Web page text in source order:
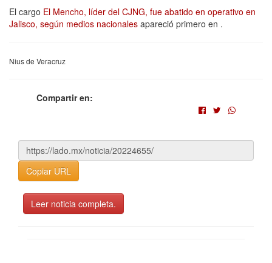
El cargo El Mencho, líder del CJNG, fue abatido en operativo en
Jalisco, según medios nacionales apareció primero en .
Nius de Veracruz
Compartir en:
Copiar URL
Leer noticia completa.